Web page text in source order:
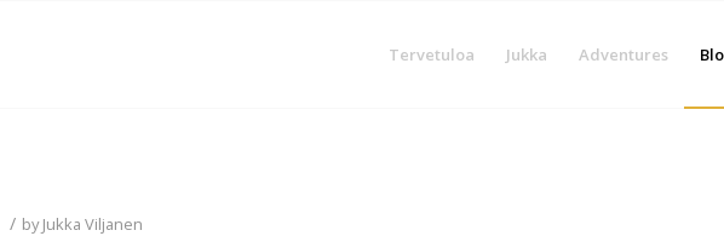
Tervetuloa Jukka Adventures
/ byJukka Viljanen